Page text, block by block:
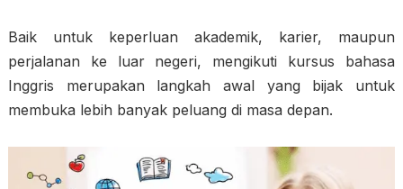
Baik untuk keperluan akademik, karier, maupun
perjalanan ke luar negeri, mengikuti kursus bahasa
Inggris merupakan langkah awal yang bijak untuk
membuka lebih banyak peluang di masa depan.